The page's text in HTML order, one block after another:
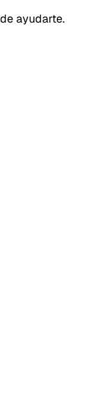
ayudarte.